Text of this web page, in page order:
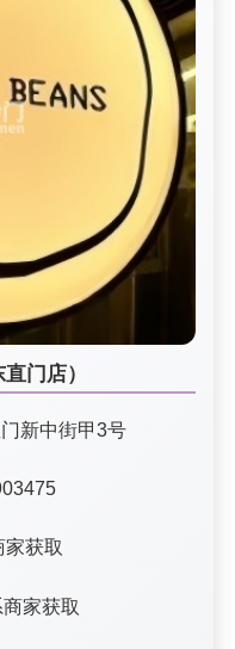
门店）
新中街甲3号
家获取
家获取